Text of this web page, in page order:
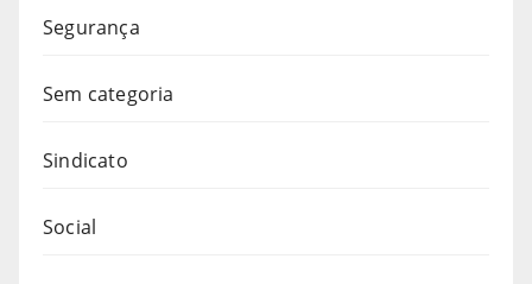
Segurança
Sem categoria
Sindicato
Social